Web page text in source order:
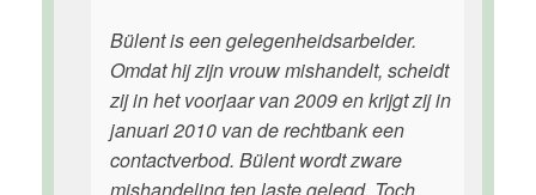
Bülent is een gelegenheidsarbeider.
Omdat hij zijn vrouw mishandelt, scheidt
zij in het voorjaar van 2009 en krijgt zij in
januari 2010 van de rechtbank een
contactverbod. Bülent wordt zware